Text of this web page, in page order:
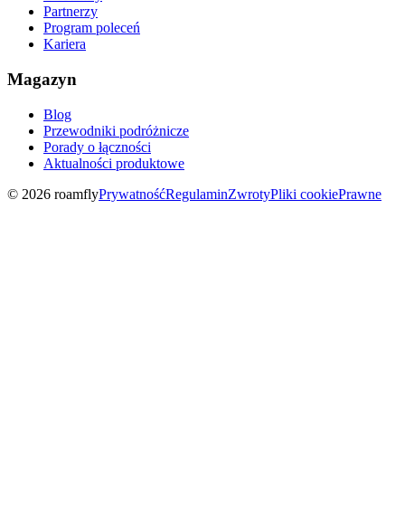
Partnerzy
Program poleceń
Kariera
Magazyn
Blog
Przewodniki podróżnicze
Porady o łączności
Aktualności produktowe
© 2026 roamflyPrywatnośćRegulaminZwrotyPliki cookiePrawne